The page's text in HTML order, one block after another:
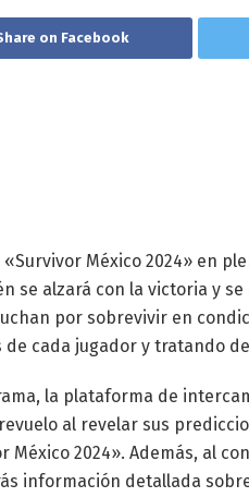
on Facebook
México 2024» en
se alzará con la victoria y
por sobrevivir en
cada jugador y tratando
la plataforma de
al revelar sus
México 2024». Además, al
información detallada